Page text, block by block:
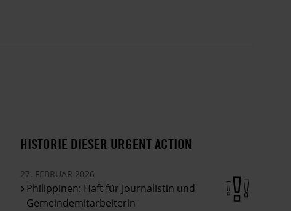
HISTORIE DIESER URGENT ACTION
27. FEBRUAR 2026
Philippinen: Haft für Journalistin und
Gemeindemitarbeiterin